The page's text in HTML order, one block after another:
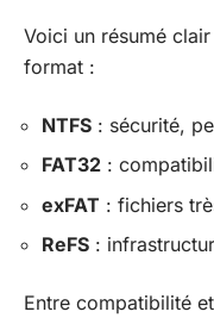
Voici un résumé
format :
NTFS : sécurité,
FAT32 :
exFAT : fichiers
ReFS :
Entre compatibilité